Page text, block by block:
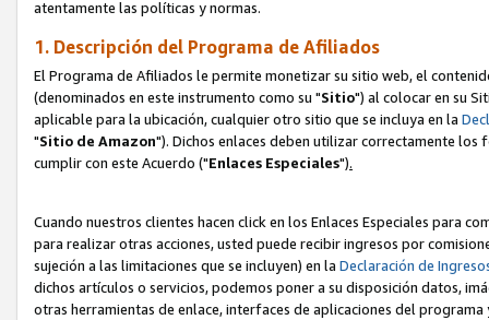
atentamente las políticas y normas.
1. Descripción del Programa de Afiliados
El Programa de Afiliados le permite monetizar su sitio web, el
(denominados en este instrumento como su "Sitio") al colocar en su
aplicable para la ubicación, cualquier otro sitio que se incluya en la
"Sitio de Amazon"). Dichos enlaces deben utilizar correctamente los
cumplir con este Acuerdo ("Enlaces Especiales").
Cuando nuestros clientes hacen click en los Enlaces Especiales para
para realizar otras acciones, usted puede recibir ingresos por
sujeción a las limitaciones que se incluyen) en la Declaración de
dichos artículos o servicios, podemos poner a su disposición datos,
otras herramientas de enlace, interfaces de aplicaciones del